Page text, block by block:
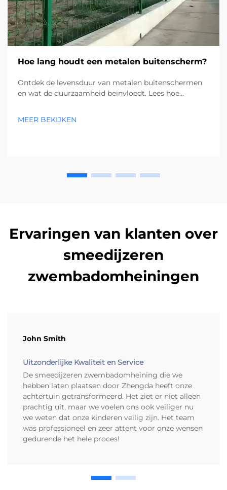
Hoe lang houdt een metalen buitenscherm?
Ontdek de levensduur van metalen buitenschermen
en wat de duurzaamheid beïnvloedt. Lees hoe
MEER BEKIJKEN
Ervaringen van klanten over
smeedijzeren
zwembadomheiningen
John Smith
Uitzonderlijke Kwaliteit en Service
De smeedijzeren zwembadomheining die we
hebben laten plaatsen door Zhengda heeft onze
achtertuin getransformeerd. Het ziet er niet alleen
prachtig uit, maar we voelen ons ook veiliger nu
we weten dat onze kinderen veilig zijn. Het team
was professioneel en zeer attent voor onze wensen
gedurende het hele proces!